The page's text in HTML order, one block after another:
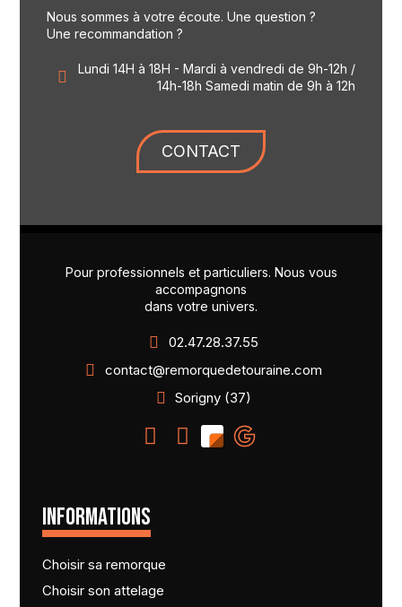
Nous sommes à votre écoute. Une question ?
Une recommandation ?
Lundi 14H à 18H - Mardi à vendredi de 9h-12h /
14h-18h Samedi matin de 9h à 12h
CONTACT
Pour professionnels et particuliers. Nous vous
accompagnons
dans votre univers.
02.47.28.37.55
contact@remorquedetouraine.com
Sorigny (37)
INFORMATIONS
Choisir sa remorque
Choisir son attelage